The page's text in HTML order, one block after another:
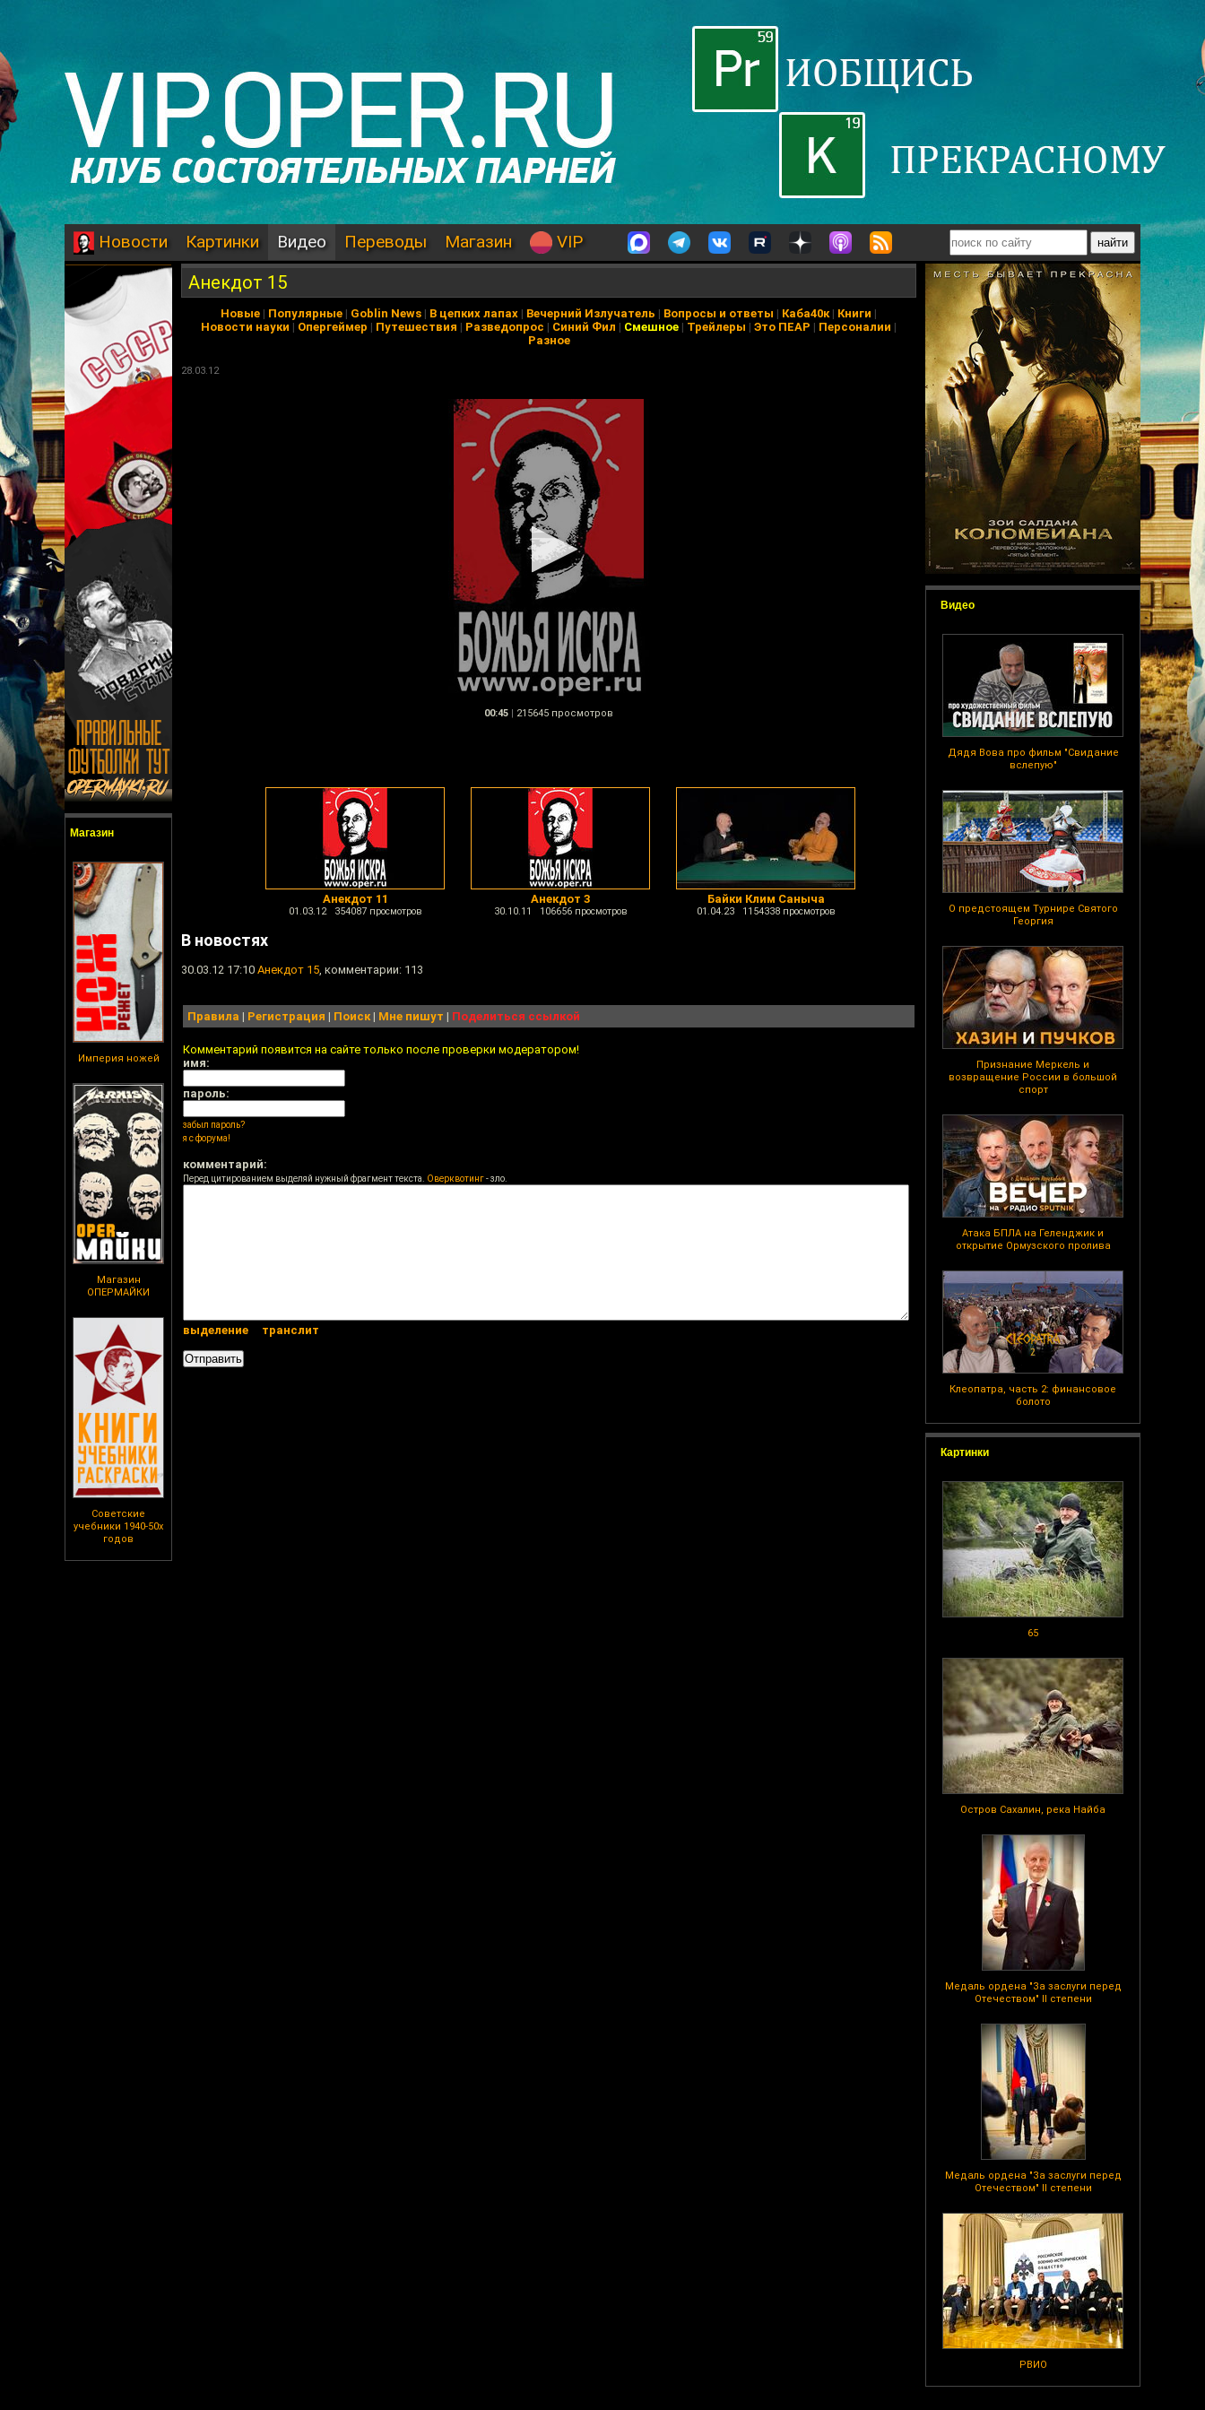
Новости Картинки Видео Переводы Магазин VIP
Магазин
Империя ножей
Магазин
ОПЕРМАЙКИ
Советские
учебники 1940-50х
годов
Видео
Дядя Вова про фильм "Свидание
вслепую"
О предстоящем Турнире Святого
Георгия
Признание Меркель и
возвращение России в большой
спорт
Атака БПЛА на Геленджик и
открытие Ормузского пролива
Клеопатра, часть 2: финансовое
болото
Картинки
65
Остров Сахалин, река Найба
Медаль ордена "За заслуги перед
Отечеством" II степени
Медаль ордена "За заслуги перед
Отечеством" II степени
РВИО
Анекдот 15
Новые | Популярные | Goblin News | В цепких лапах | Вечерний Излучатель | Вопросы и ответы | Каба40к| Книги |
Новости науки | Опергеймер | Путешествия | Разведопрос | Синий Фил | Смешное | Трейлеры | Это ПЕАР | Персоналии |
Разное
28.03.12
00:45 | 215645 просмотров
Анекдот 11
01.03.12 354087 просмотров
Анекдот 3
30.10.11 106656 просмотров
Байки Клим Саныча
01.04.23 1154338 просмотров
В новостях
30.03.12 17:10 Анекдот 15, комментарии: 113
Правила | Регистрация | Поиск| Мне пишут | Поделиться ссылкой
Комментарий появится на сайте только после проверки модератором!
имя:
пароль:
забыл пароль?
я с форума!
комментарий:
Перед цитированием выделяй нужный фрагмент текста. Оверквотинг- зло.
выделение транслит